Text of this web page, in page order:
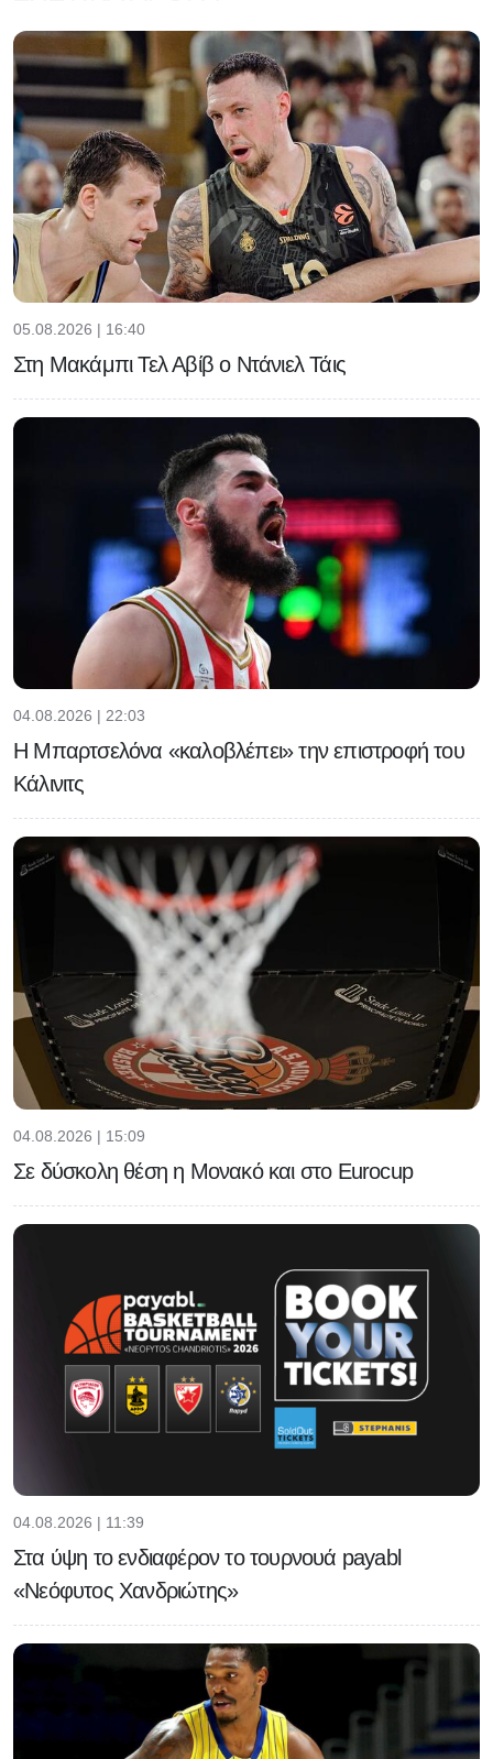
05.08.2026 | 16:40
Στη Μακάμπι Τελ Αβίβ ο Ντάνιελ Τάις
04.08.2026 | 22:03
Η Μπαρτσελόνα «καλοβλέπει» την επιστροφή του
Κάλινιτς
04.08.2026 | 15:09
Σε δύσκολη θέση η Μονακό και στο Eurocup
04.08.2026 | 11:39
Στα ύψη το ενδιαφέρον το τουρνουά payabl
«Νεόφυτος Χανδριώτης»